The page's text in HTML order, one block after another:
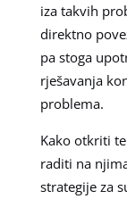
iza takvih
direktno
pa stoga
rješavanja
problema.
Kako otkriti
raditi na
strategije za